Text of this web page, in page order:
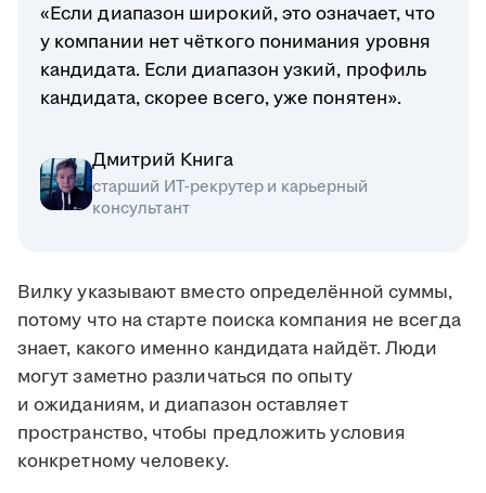
«Если диапазон широкий, это означает, что
у компании нет чёткого понимания уровня
кандидата. Если диапазон узкий, профиль
кандидата, скорее всего, уже понятен».
Дмитрий Книга
старший ИТ-рекрутер и карьерный
консультант
Вилку указывают вместо определённой суммы,
потому что на старте поиска компания не всегда
знает, какого именно кандидата найдёт. Люди
могут заметно различаться по опыту
и ожиданиям, и диапазон оставляет
пространство, чтобы предложить условия
конкретному человеку.